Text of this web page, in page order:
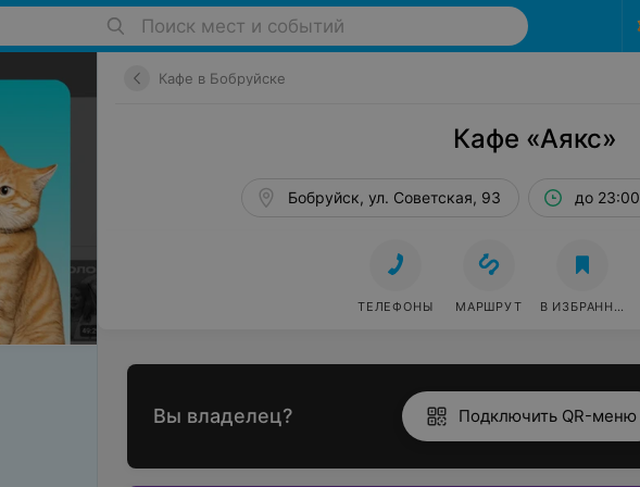
Поиск мест и событий
Кафе в Бобруйске
Кафе «Аякс»
Бобруйск, ул. Советская, 93 до 23:00
ТЕЛЕФОНЫ МАРШРУТ В ИЗБРАННОЕ
Вы владелец? Подключить QR-меню